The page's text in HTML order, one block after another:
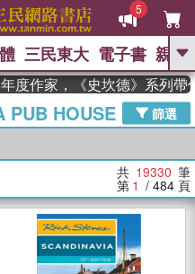
5
GO
東野圭吾 、 高希均教授回憶錄
Odyssey 、 父親節 、 如果歷
喵
漫遊錄、 方念華 、 台灣的李
數學女孩：黎曼猜想 、
迷走神經
三民東大 電子書 親子
，《史坎德》系列帶你踏上
PUB HOUSE
篩選
共 19330 筆
第 1 / 484 頁